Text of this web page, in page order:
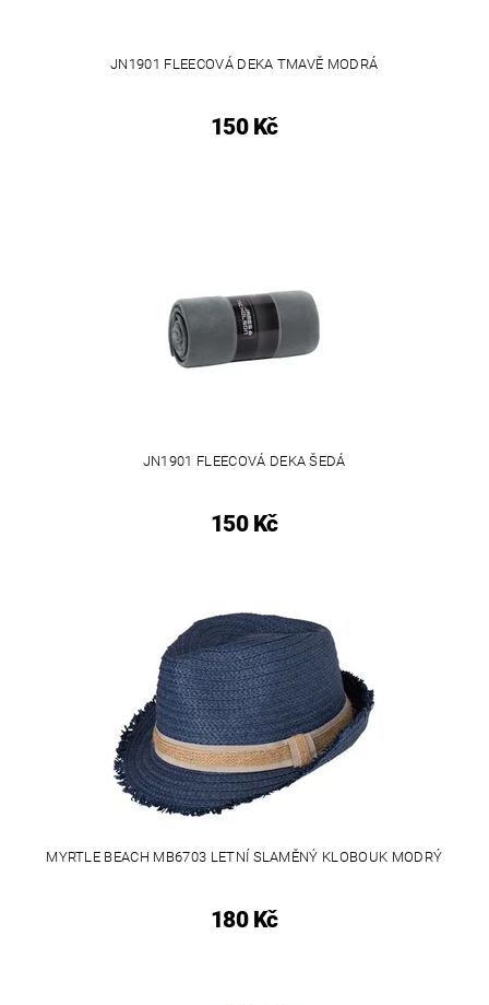
JN1901 FLEECOVÁ DEKA TMAVĚ MODRÁ
150 Kč
JN1901 FLEECOVÁ DEKA ŠEDÁ
150 Kč
MYRTLE BEACH MB6703 LETNÍ SLAMĚNÝ KLOBOUK MODRÝ
180 Kč